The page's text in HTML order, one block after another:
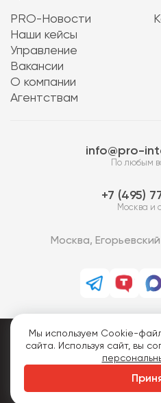
PRO-Новости
Наши кейсы
Управление
Вакансии
О компании
Агентствам
info@pro-
По любым
7 (495)
Москва и
Москва,
PRO-
Все права
Политика
Мы используем Cookie-
сайта. Используя сайт, вы